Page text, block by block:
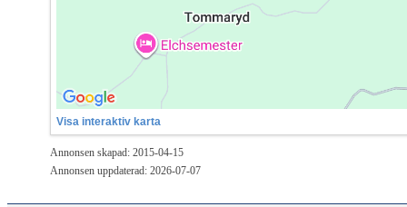
Visa interaktiv karta
Annonsen skapad: 2015-04-15
Annonsen uppdaterad: 2026-07-07